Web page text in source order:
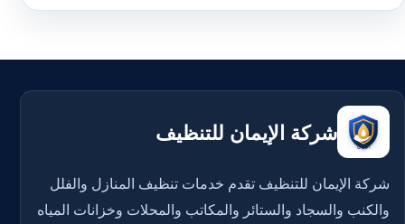
شركة الإيمان للتنظيف
شركة الإيمان للتنظيف تقدم خدمات تنظيف المنازل والفلل
والكنب والسجاد والستائر والمكاتب والمحلات وخزانات المياه